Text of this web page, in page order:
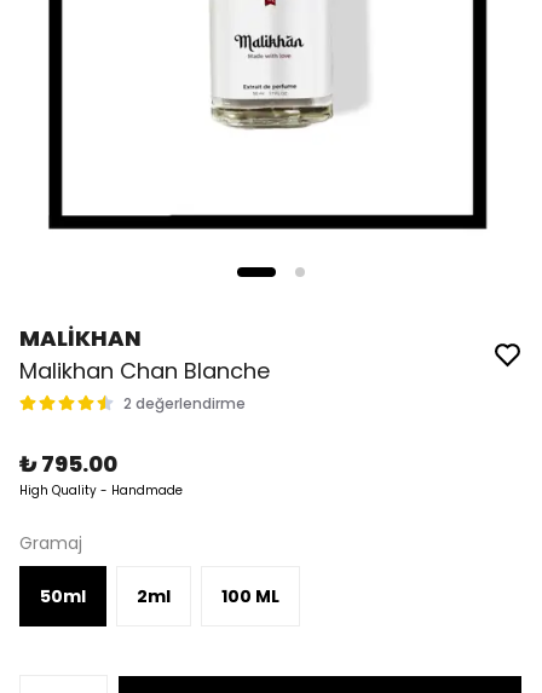
MALİKHAN
Malikhan Chan Blanche
2 değerlendirme
₺ 795.00
High Quality - Handmade
Gramaj
50ml 2ml 100 ML